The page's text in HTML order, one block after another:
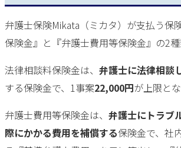
弁護士保険Mikata（ミカタ）が支払う保
保険金』と『弁護士費用等保険金』の2種
法律相談料保険金は、 弁護士に法律相談
する保険金で、1事案22,000円が上限と
弁護士費用等保険金は、 弁護士にトラブ
際にかかる費用を補償する保険金で、社